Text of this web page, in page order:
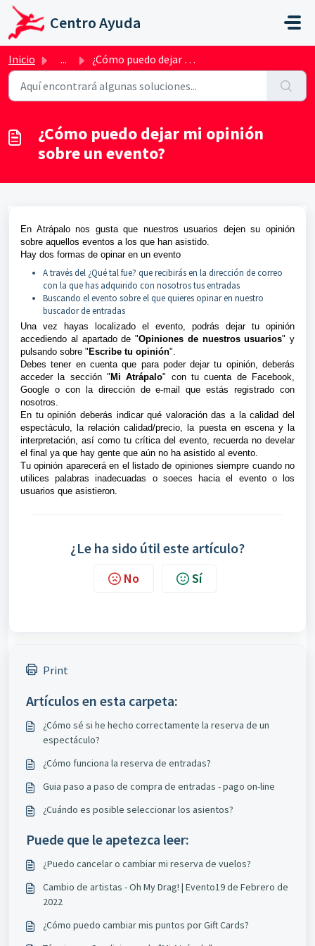
Saltar al contenido principal
Centro Ayuda
Inicio ... ¿Cómo puedo dejar mi opinión sobre un evento?
¿Cómo puedo dejar mi opinión
sobre un evento?
En Atrápalo nos gusta que nuestros usuarios dejen su opinión
sobre aquellos eventos a los que han asistido.
Hay dos formas de opinar en un evento
A través del ¿Qué tal fue? que recibirás en la dirección de correo
con la que has adquirido con nosotros tus entradas
Buscando el evento sobre el que quieres opinar en nuestro
buscador de entradas
Una vez hayas localizado el evento, podrás dejar tu opinión
accediendo al apartado de "Opiniones de nuestros usuarios" y
pulsando sobre " Escribe tu opinión".
Debes tener en cuenta que para poder dejar tu opinión, deberás
acceder la sección " Mi Atrápalo" con tu cuenta de Facebook,
Google o con la dirección de e-mail que estás registrado con
nosotros.
En tu opinión deberás indicar qué valoración das a la calidad del
espectáculo, la relación calidad/precio, la puesta en escena y la
interpretación, así como tu crítica del evento, recuerda no develar
el final ya que hay gente que aún no ha asistido al evento.
Tu opinión aparecerá en el listado de opiniones siempre cuando no
utilices palabras inadecuadas o soeces hacia el evento o los
usuarios que asistieron.
¿Le ha sido útil este artículo?
No Sí
Print
Artículos en esta carpeta:
¿Cómo sé si he hecho correctamente la reserva de un
espectáculo?
¿Cómo funciona la reserva de entradas?
Guia paso a paso de compra de entradas - pago on-line
¿Cuándo es posible seleccionar los asientos?
Puede que le apetezca leer:
¿Puedo cancelar o cambiar mi reserva de vuelos?
Cambio de artistas - Oh My Drag! | Evento19 de Febrero de
2022
¿Cómo puedo cambiar mis puntos por Gift Cards?